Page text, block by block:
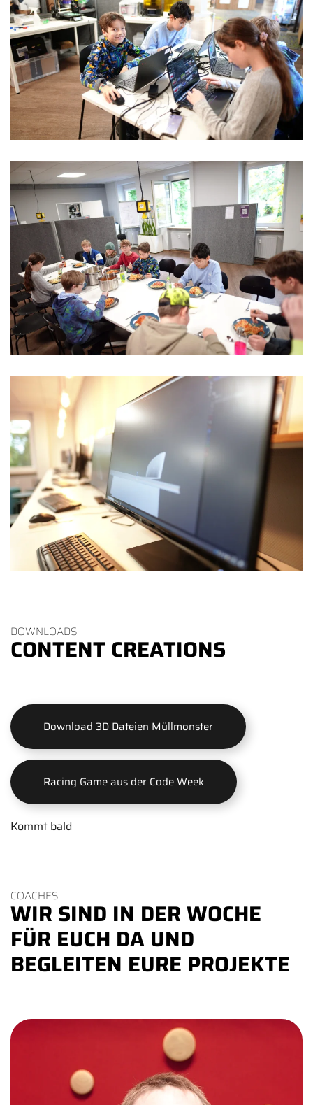
DOWNLOADS
CONTENT CREATIONS
Download 3D Dateien Müllmonster
Racing Game aus der Code Week
Kommt bald
COACHES
WIR SIND IN DER WOCHE
FÜR EUCH DA UND
BEGLEITEN EURE PROJEKTE